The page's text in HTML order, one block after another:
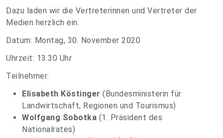
Dazu laden wir die Vertreterinnen und Vertreter der
Medien herzlich ein.
Datum: Montag, 30. November 2020
Uhrzeit: 13.30 Uhr
Teilnehmer:
Elisabeth Köstinger (Bundesministerin für
Landwirtschaft, Regionen und Tourismus)
Wolfgang Sobotka (1. Präsident des
Nationalrates)